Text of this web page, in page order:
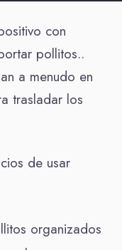
con
pollitos..
a menudo en
trasladar los
de usar
organizados